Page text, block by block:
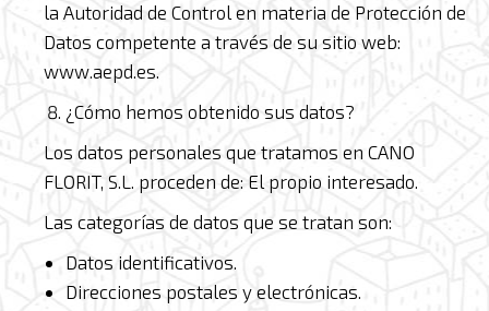
la Autoridad de Control en materia de Protección de
Datos competente a través de su sitio web:
www.aepd.es.
¿Cómo hemos obtenido sus datos?
Los datos personales que tratamos en CANO
FLORIT, S.L. proceden de: El propio interesado.
Las categorías de datos que se tratan son:
Datos identificativos.
Direcciones postales y electrónicas.